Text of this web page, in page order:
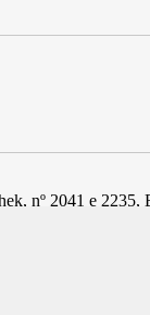
nº 2041 e 2235,